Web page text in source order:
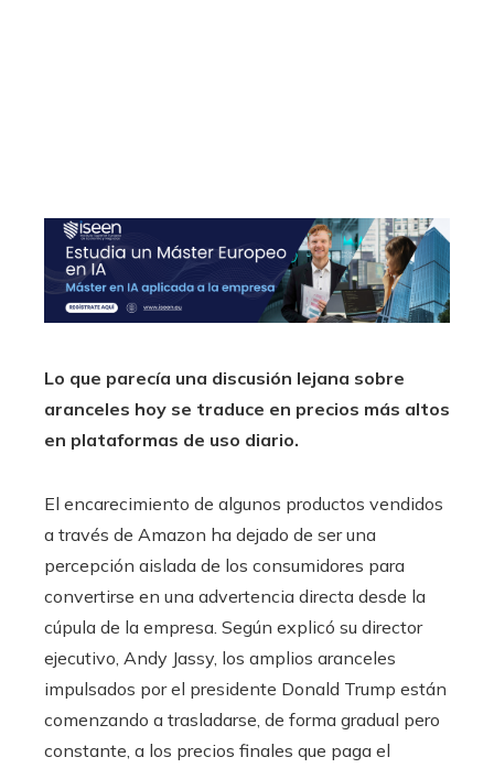
Lo que parecía una discusión lejana sobre
aranceles hoy se traduce en precios más altos
en plataformas de uso diario.
El encarecimiento de algunos productos vendidos
a través de Amazon ha dejado de ser una
percepción aislada de los consumidores para
convertirse en una advertencia directa desde la
cúpula de la empresa. Según explicó su director
ejecutivo, Andy Jassy, los amplios aranceles
impulsados por el presidente Donald Trump están
comenzando a trasladarse, de forma gradual pero
constante, a los precios finales que paga el